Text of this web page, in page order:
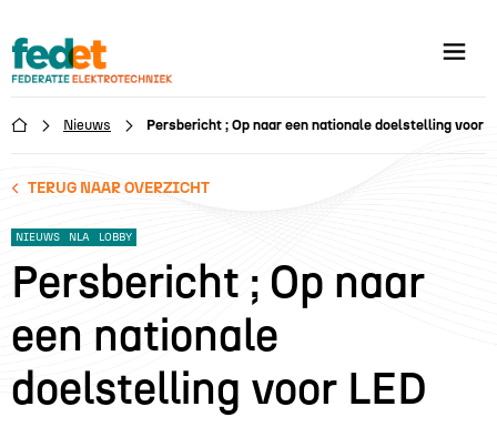
 Nieuws Persbericht ; Op naar een nationale doelstelling voor
TERUG NAAR OVERZICHT
NIEUWS NLA LOBBY
Persbericht ; Op naar
een nationale
doelstelling voor LED